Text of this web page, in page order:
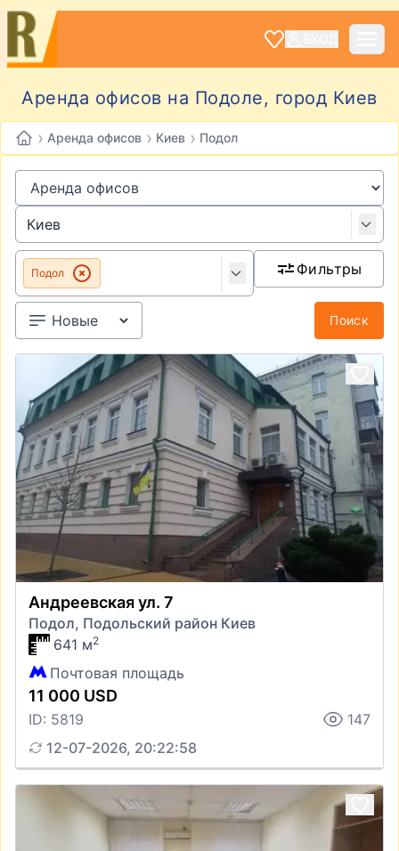
Аренда офисов на Подоле, город Киев
› Аренда офисов › Киев › Подол
Подол Фильтры
Поиск
Андреевская ул. 7
Подол, Подольский район Киев
641 м2
Почтовая площадь
11 000 USD
ID: 5819
147
12-07-2026, 20:22:58